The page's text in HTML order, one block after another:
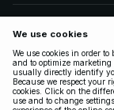
VOLG ONS
LEGAAL